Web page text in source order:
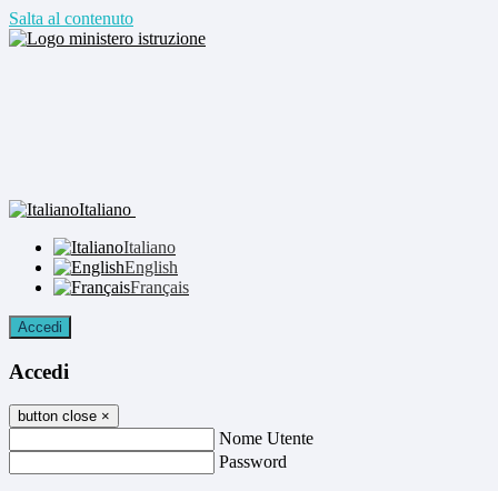
Salta al contenuto
Italiano
Italiano
English
Français
Accedi
Accedi
button close ×
Nome Utente
Password